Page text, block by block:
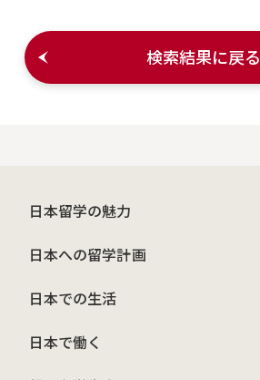
検索結果に戻る
日本留学の魅力
日本への留学計画
日本での生活
日本で働く